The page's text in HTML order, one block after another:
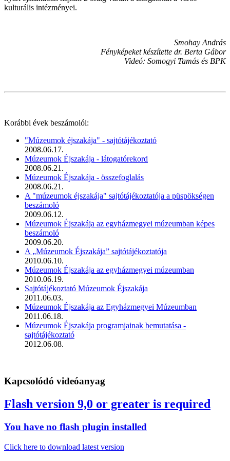
kulturális intézményei.
Smohay András
Fényképeket készítette dr. Berta Gábor
Videó: Somogyi Tamás és BPK
Korábbi évek beszámolói:
"Múzeumok éjszakája" - sajtótájékoztató
2008.06.17.
Múzeumok Éjszakája - látogatórekord
2008.06.21.
Múzeumok Éjszakája - összefoglalás
2008.06.21.
A "múzeumok éjszakája" sajtótájékoztatója a püspökségen
beszámoló
2009.06.12.
Múzeumok Éjszakája az egyházmegyei múzeumban képes
beszámoló
2009.06.20.
A „Múzeumok Éjszakája” sajtótájékoztatója
2010.06.10.
Múzeumok Éjszakája az egyházmegyei múzeumban
2010.06.19.
Sajtótájékoztató Múzeumok Éjszakája
2011.06.03.
Múzeumok Éjszakája az Egyházmegyei Múzeumban
2011.06.18.
Múzeumok Éjszakája programjainak bemutatása -
sajtótájékoztató
2012.06.08.
Kapcsolódó videóanyag
Flash version 9,0 or greater is required
You have no flash plugin installed
Click here to download latest version